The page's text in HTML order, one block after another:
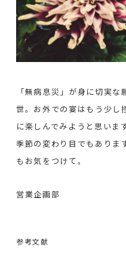
「無病息災」が身に切実
世。お外での宴はもう少し
に楽しんでみようと思います
季節の変わり目でもありま
もお気をつけて。
営業企画部
参考文献